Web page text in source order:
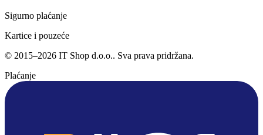
Sigurno plaćanje
Kartice i pouzeće
© 2015–2026 IT Shop d.o.o.. Sva prava pridržana.
Plaćanje